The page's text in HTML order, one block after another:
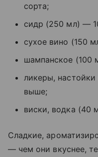
сорта;
сидр (250 мл) —
сухое вино (150
шампанское (100
ликеры,
выше;
виски, водка (40
Сладкие,
— чем они вкуснее,